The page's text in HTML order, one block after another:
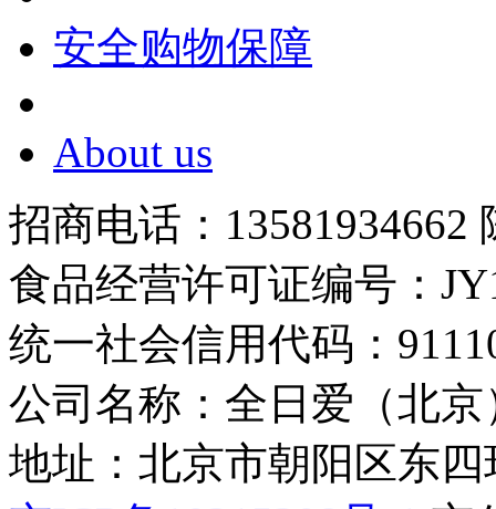
安全购物保障
About us
招商电话：13581934662
食品经营许可证编号：
统一社会信用代码：
公司名称：全日爱（北
地址：北京市朝阳区东